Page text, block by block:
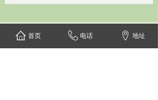
关于我们
首页 电话 地址